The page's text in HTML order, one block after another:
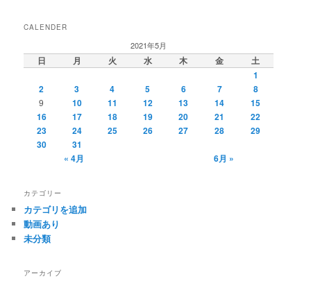
CALENDER
2021年5月
日 月 火 水 木 金
土
1
2
3 4 5 6 7 8
9 10 11 12 13 14
15
16
17 18 19 20 21
22
23
24 25 26 27 28
29
30
31
« 4月
6月 »
カテゴリー
カテゴリを追加
動画あり
未分類
アーカイブ